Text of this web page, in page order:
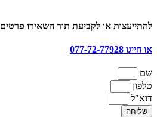
להתייעצות או לקביעת תור השאירו פרטים
או חייגו 077-72-77928
שם
טלפון
דוא"ל
שליחה